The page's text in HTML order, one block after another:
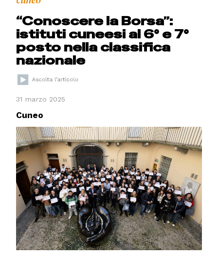
“Conoscere la Borsa”:
istituti cuneesi al 6° e 7°
posto nella classifica
nazionale
31 marzo 2025
Cuneo